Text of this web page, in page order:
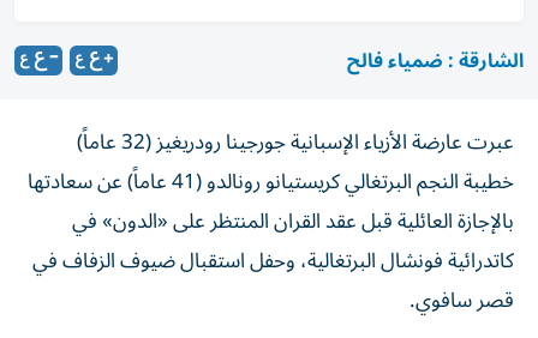
الشارقة : ضمياء فالح
عبرت عارضة الأزياء الإسبانية جورجينا رودريغيز (32 عاماً)
خطيبة النجم البرتغالي كريستيانو رونالدو (41 عاماً) عن سعادتها
بالإجازة العائلية قبل عقد القران المنتظر على «الدون» في
كاتدرائية فونشال البرتغالية، وحفل استقبال ضيوف الزفاف في
قصر سافوي.